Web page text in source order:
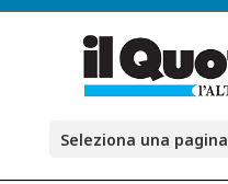
Seleziona una pagina